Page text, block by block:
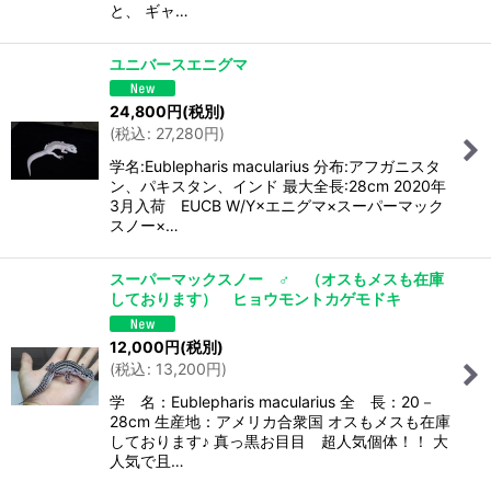
と、 ギャ…
ユニバースエニグマ
24,800円(税別)
(税込: 27,280円)
学名:Eublepharis macularius 分布:アフガニスタ
ン、パキスタン、インド 最大全長:28cm 2020年
3月入荷 EUCB W/Y×エニグマ×スーパーマック
スノー×…
スーパーマックスノー ♂ （オスもメスも在庫
しております） ヒョウモントカゲモドキ
12,000円(税別)
(税込: 13,200円)
学 名：Eublepharis macularius 全 長：20－
28cm 生産地：アメリカ合衆国 オスもメスも在庫
しております♪ 真っ黒お目目 超人気個体！！ 大
人気で且…